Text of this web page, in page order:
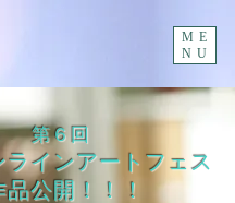
第６回
ラインアートフェス
品公開！！！
ME
NU